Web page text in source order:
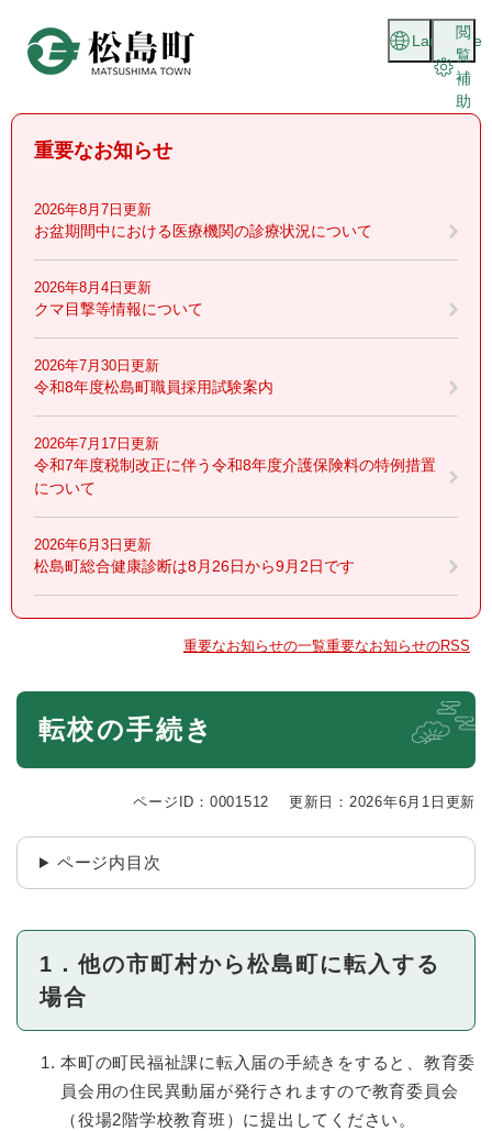
頭
閲
覧
補
助
Language
重要なお知らせ
2026年8月7日更新
お盆期間中における医療機関の診療状況について
2026年8月4日更新
クマ目撃等情報について
2026年7月30日更新
令和8年度松島町職員採用試験案内
2026年7月17日更新
令和7年度税制改正に伴う令和8年度介護保険料の特例措置
について
2026年6月3日更新
松島町総合健康診断は8月26日から9月2日です
重要なお知らせの一覧重要なお知らせのRSS
本
転校の手続き
ページID：0001512 更新日：2026年6月1日更新
ページ内目次
1．他の市町村から松島町に転入する
場合
本町の町民福祉課に転入届の手続きをすると、教育委
員会用の住民異動届が発行されますので教育委員会
（役場2階学校教育班）に提出してください。